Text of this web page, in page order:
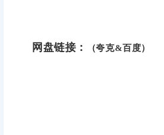
网盘链接： （夸克&百度）